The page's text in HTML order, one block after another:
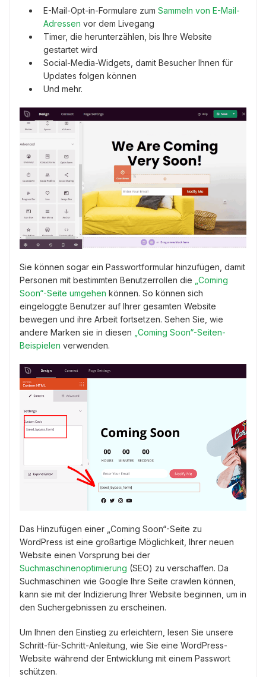
E-Mail-Opt-in-Formulare zum Sammeln von E-Mail-
Adressen vor dem Livegang
Timer, die herunterzählen, bis Ihre Website
gestartet wird
Social-Media-Widgets, damit Besucher Ihnen für
Updates folgen können
Und mehr.
Sie können sogar ein Passwortformular hinzufügen, damit
Personen mit bestimmten Benutzerrollen die
„Coming
Soon“-Seite umgehen können. So können sich
eingeloggte Benutzer auf Ihrer gesamten Website
bewegen und ihre Arbeit fortsetzen. Sehen Sie, wie
andere Marken sie in diesen
„Coming Soon“-Seiten-
Beispielen verwenden.
Das Hinzufügen einer „Coming Soon“-Seite zu
WordPress ist eine großartige Möglichkeit, Ihrer neuen
Website einen Vorsprung bei der
Suchmaschinenoptimierung (SEO) zu verschaffen. Da
Suchmaschinen wie Google Ihre Seite crawlen können,
kann sie mit der Indizierung Ihrer Website beginnen, um in
den Suchergebnissen zu erscheinen.
Um Ihnen den Einstieg zu erleichtern, lesen Sie unsere
Schritt-für-Schritt-Anleitung, wie Sie eine WordPress-
Website während der Entwicklung mit einem Passwort
schützen.